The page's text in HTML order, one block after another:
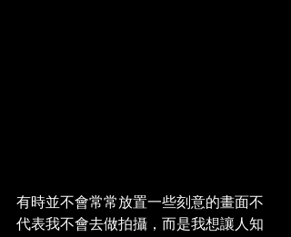
有時並不會常常放置一些刻意的畫面不
代表我不會去做拍攝，而是我想讓人知